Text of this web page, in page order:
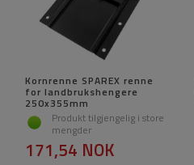
Kornrenne SPAREX renne
for landbrukshengere
250x355mm
Produkt tilgjengelig i store
mengder
171,54 NOK